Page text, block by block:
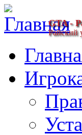
GTA -
Райский